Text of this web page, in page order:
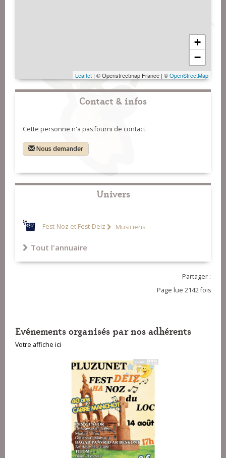
+
−
Leaflet | © Openstreetmap France | ©OpenStreetMap
Contact & infos
Cette personne n'a pas fourni de contact.
Nous demander
Univers
Fest-Noz et Fest-Deiz Musiciens
Tout l'annuaire
Partager :
Page lue 2142 fois
Evénements organisés par nos adhérents
Votre affiche ici